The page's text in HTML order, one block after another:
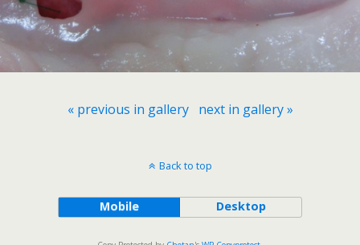
« previous in gallery next in gallery »
Back to top
Mobile Desktop